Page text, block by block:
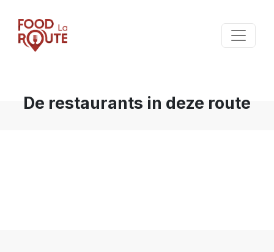
De restaurants in deze route